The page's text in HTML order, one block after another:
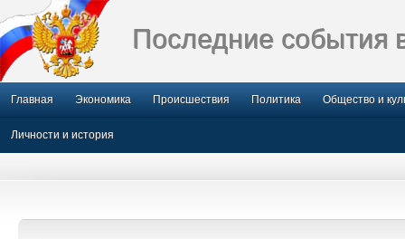
Последние события
Главная Экономика Происшествия Политика Общество и
Личности и история